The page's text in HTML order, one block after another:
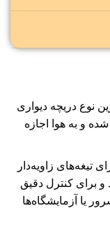
نوع دریچه دیواری
و به هوا اجازه
تیغه‌های زاویه‌دار
برای کنترل دقیق
یا آزمایشگاه‌ها